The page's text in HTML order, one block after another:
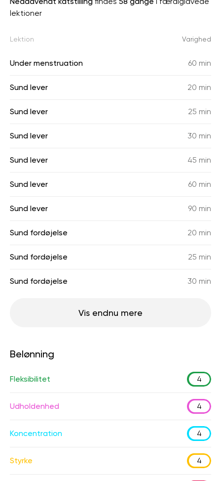
lektioner
Lektion Varighed
Under menstruation 60 min
Sund lever 20 min
Sund lever 25 min
Sund lever 30 min
Sund lever 45 min
Sund lever 60 min
Sund lever 90 min
Sund fordøjelse 20 min
Sund fordøjelse 25 min
Sund fordøjelse 30 min
Vis endnu mere
Belønning
Fleksibilitet 4
Udholdenhed 4
Koncentration 4
Styrke 4